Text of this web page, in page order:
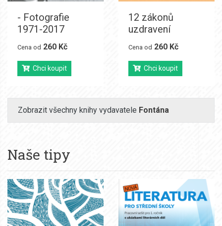
- Fotografie
1971-2017
Cena od 260 Kč
Chci koupit
12 zákonů
uzdravení
Cena od 260 Kč
Chci koupit
Zobrazit všechny knihy vydavatele Fontána
Naše tipy